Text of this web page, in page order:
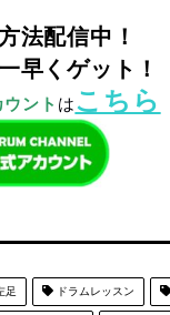
法配信中！
早くゲット！
ント はこちら
足 ドラムレッスン